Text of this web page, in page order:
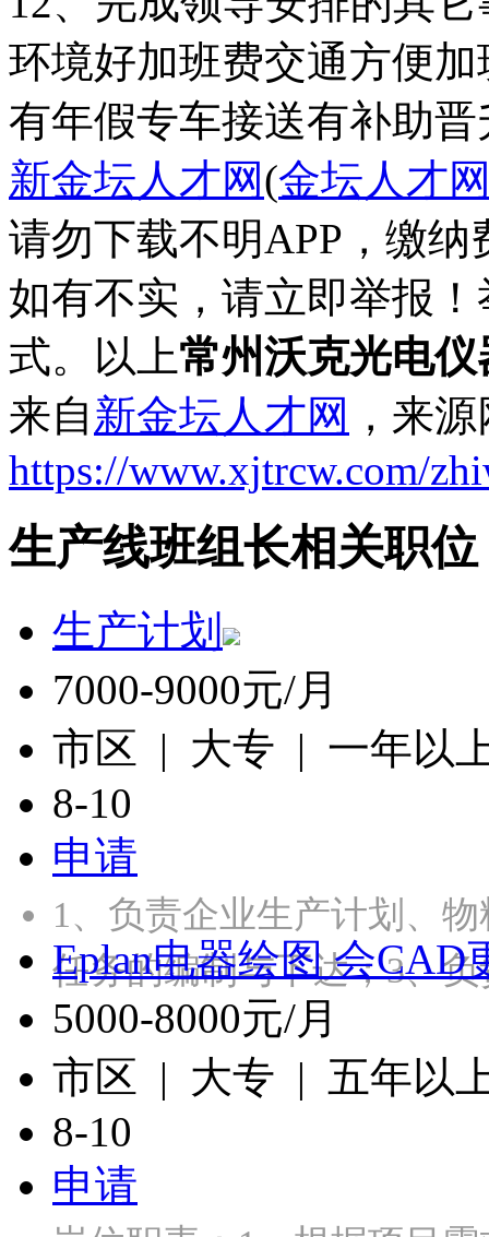
环境好加班费交通方便加
有年假专车接送有补助晋
新金坛人才网(金坛人才
请勿下载不明APP，缴
如有不实，请立即举报
式。以上常州沃克光电
来自新金坛人才网 ，来
https://www.xjtrcw.com/
生产线班组长相关职位
生产计划
7000-9000元/月
市区 | 大专 | 一年以
8-10
申请
1、负责企业生产计划、
任务的编制与下达；3、
Eplan电器绘图 会CAD
5000-8000元/月
市区 | 大专 | 五年以
8-10
申请